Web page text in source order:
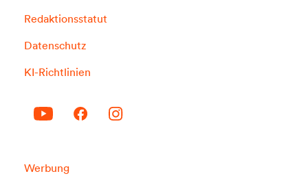
Redaktionsstatut
Datenschutz
KI-Richtlinien
Werbung